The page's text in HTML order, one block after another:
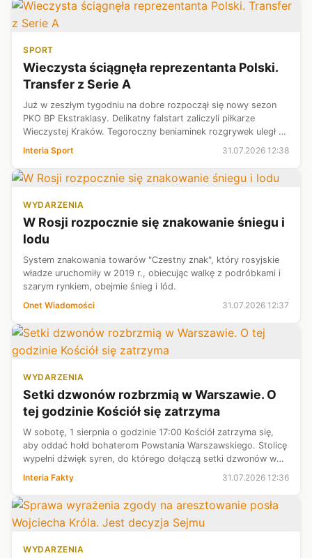
SPORT
Wieczysta ściągnęła reprezentanta Polski.
Transfer z Serie A
Już w zeszłym tygodniu na dobre rozpoczął się nowy sezon
PKO BP Ekstraklasy. Delikatny falstart zaliczyli piłkarze
Wieczystej Kraków. Tegoroczny beniaminek rozgrywek uległ w
pierwszy, historyczny pu...
Interia Sport 31.07.2026 12:38
WYDARZENIA
W Rosji rozpocznie się znakowanie śniegu i
lodu
System znakowania towarów "Czestny znak", który rosyjskie
władze uruchomiły w 2019 r., obiecując walkę z podróbkami i
szarym rynkiem, obejmie śnieg i lód.
Onet Wiadomości
31.07.2026 12:37
WYDARZENIA
Setki dzwonów rozbrzmią w Warszawie. O
tej godzinie Kościół się zatrzyma
W sobotę, 1 sierpnia o godzinie 17:00 Kościół zatrzyma się,
aby oddać hołd bohaterom Powstania Warszawskiego. Stolicę
wypełni dźwięk syren, do którego dołączą setki dzwonów w
harmonogram obchodów?
Interia Fakty 31.07.2026 12:36
WYDARZENIA